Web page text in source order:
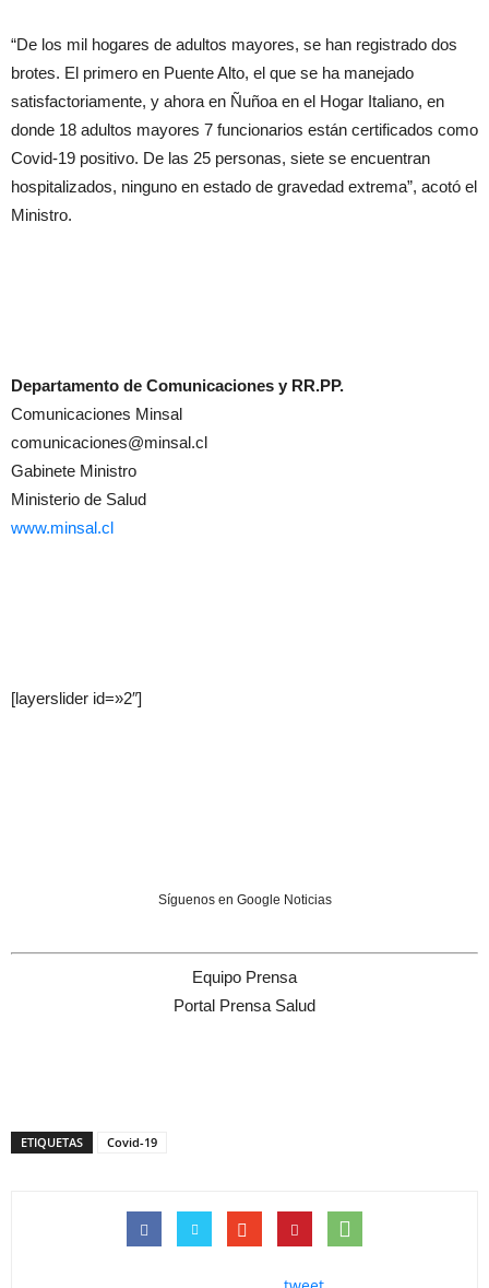
“De los mil hogares de adultos mayores, se han registrado dos
brotes. El primero en Puente Alto, el que se ha manejado
satisfactoriamente, y ahora en Ñuñoa en el Hogar Italiano, en
donde 18 adultos mayores 7 funcionarios están certificados como
Covid-19 positivo. De las 25 personas, siete se encuentran
hospitalizados, ninguno en estado de gravedad extrema”, acotó el
Ministro.
Departamento de Comunicaciones y RR.PP.
Comunicaciones Minsal
comunicaciones@minsal.cl
Gabinete Ministro
Ministerio de Salud
www.minsal.cl
[layerslider id=»2″]
Síguenos en Google Noticias
Equipo Prensa
Portal Prensa Salud
ETIQUETAS Covid-19